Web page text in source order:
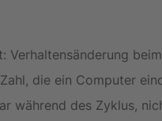
Verhaltensänderung
die ein Computer
während des Zyklus,